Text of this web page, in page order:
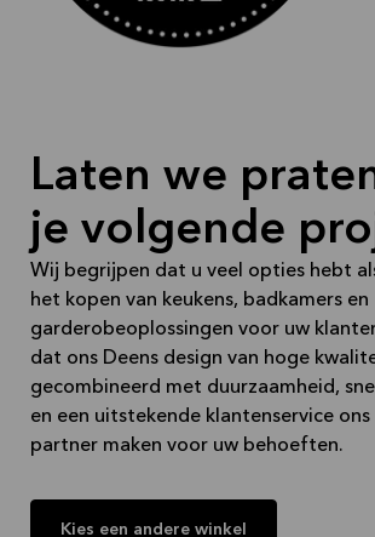
Graag tot ziens in één van onze winkels!
Laten we
je volgende
Wij begrijpen dat u veel opties hebt
het kopen van keukens, badkamers en
garderobeoplossingen voor uw
dat ons Deens design van hoge
gecombineerd met duurzaamheid,
en een uitstekende klantenservice
partner maken voor uw behoeften.
Kies een andere winkel